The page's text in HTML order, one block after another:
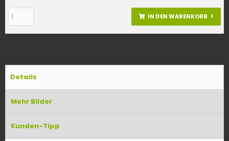
IN DEN WARENKORB
Details
Mehr Bilder
Kunden-Tipp